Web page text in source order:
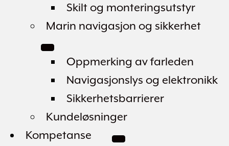
Skilt og monteringsutstyr
Marin navigasjon og sikkerhet
Oppmerking av farleden
Navigasjonslys og elektronikk
Sikkerhetsbarrierer
Kundeløsninger
Kompetanse